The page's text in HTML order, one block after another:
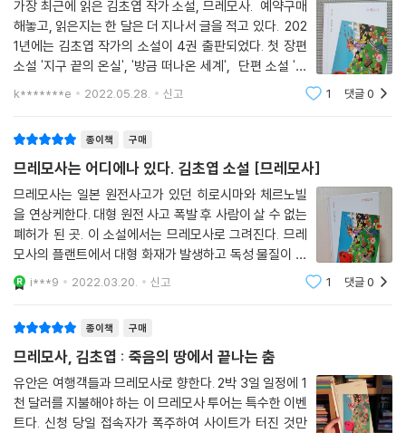
진행자)
작가의 말
콘텐츠를 찾아보고 있다. 그 영상들을 보며 그리워지는 건 공항 가는 길이
나 호텔 로비보다 오히려, 덜컹거리는 투어 밴을 타고 어디론가 향하는 순
간들이다. 아침 집결지에 서의 첫 미팅, 낯선 사람들과의 합승, 어색한 시
선, 불편한 자리, 밴 위에서 흔들리는 캐리어들, 구불구불한 비포장도로,
차 안의 갑갑한 공기, 네모난 창문 바깥으로 휙휙 변하는 이국의 풍경들. 그
순간, 그 기묘한 긴장감으로 시작되는 소설을 써봐야 겠다는 결심에서 『므
레모사』는 시작되었다. (……) 나는 이해의 실패로부터 발생하는 이야기들
을 좋아하는데, 이것은 그 실패의 결과를 파국으로 밀어붙인 시도였다. 쓰
들이 있었다.
인류에 던져진 진지한 물음
왜 재난을 그토록 재현하면서 반복하려 하는가?
가장 최근에 읽은 김초엽 작가 소설, 므레모사. 예약구매
해놓고, 읽은지는 한 달은 더 지나서 글을 적고 있다. 202
1년에는 김초엽 작가의 소설이 4권 출판되었다. 첫 장편
소설 '지구 끝의 온실', '방금 떠나온 세계', 단편 소설 '행
성어 서점', 그리고 '므레모사'. 내가 김초엽 작가를 알게
k*******e 2022.05.28. 신고 1 댓글0
종이책 구매
므레모사는 어디에나 있다. 김초엽 소설 [므레모사]
므레모사는 일본 원전사고가 있던 히로시마와 체르노빌
을 연상케한다. 대형 원전 사고 폭발 후 사람이 살 수 없는
폐허가 된 곳. 이 소설에서는 므레모사로 그려진다. 므레
모사의 플랜트에서 대형 화재가 발생하고 독성 물질이 온
마을에 침투해서 모든 사람들이 고향을 떠나야 했던 곳.
오랜 시간 폐쇄되어 있던 곳에 다시 므레모사로 사람들이
i***9 2022.03.20. 신고 1 댓글0
종이책 구매
므레모사, 김초엽 : 죽음의 땅에서 끝나는 춤
유안은 여행객들과 므레모사로 향한다. 2박 3일 일정에 1
천 달러를 지불해야 하는 이 므레모사 투어는 특수한 이벤
트다. 신청 당일 접속자가 폭주하여 사이트가 터진 것만